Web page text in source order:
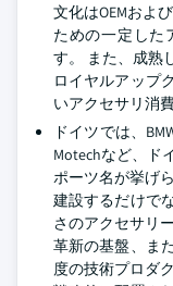
文化はOEMおよ
ための一定した
す。 また、成熟
ロイヤルアップ
いアクセサリ消
ドイツでは、
Motechなど、ド
ポーツ名が挙げ
建設するだけで
さのアクセサリ
革新の基盤、ま
度の技術プロダ